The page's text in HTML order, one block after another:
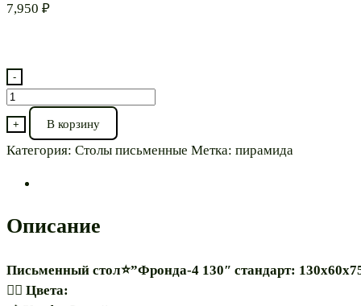
7,950 ₽
-
Количество
товара
Письменный
стол⭐"Фронда-4
+ В корзину
Категория: Столы письменные Метка: пирамида
Описание
Письменный стол⭐”Фронда-4 130″ стандарт:
🏳️‍🌈 Цвета: